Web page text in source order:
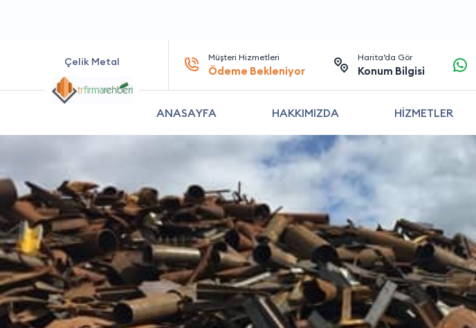
Çelik Metal Müşteri Hizmetleri
Ödeme Bekleniyor
Harita’da Gör
Konum Bilgisi
ANASAYFA HAKKIMIZDA HİZMETLER